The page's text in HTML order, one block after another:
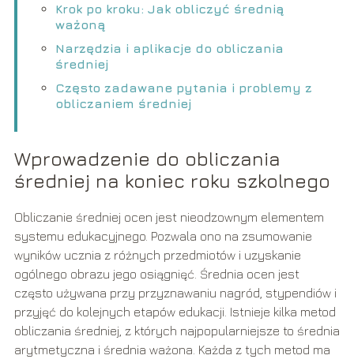
Krok po kroku: Jak obliczyć średnią
ważoną
Narzędzia i aplikacje do obliczania
średniej
Często zadawane pytania i problemy z
obliczaniem średniej
Wprowadzenie do obliczania
średniej na koniec roku szkolnego
Obliczanie średniej ocen jest nieodzownym elementem
systemu edukacyjnego. Pozwala ono na zsumowanie
wyników ucznia z różnych przedmiotów i uzyskanie
ogólnego obrazu jego osiągnięć. Średnia ocen jest
często używana przy przyznawaniu nagród, stypendiów i
przyjęć do kolejnych etapów edukacji. Istnieje kilka metod
obliczania średniej, z których najpopularniejsze to średnia
arytmetyczna i średnia ważona. Każda z tych metod ma